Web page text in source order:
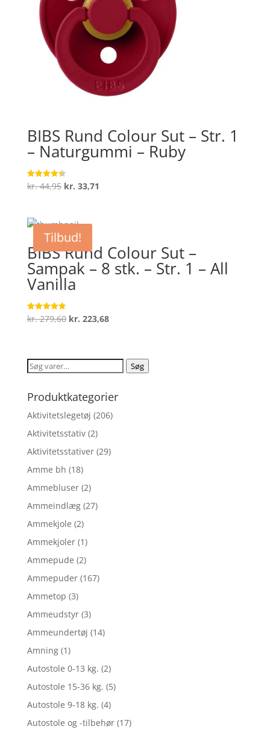
BIBS Rund Colour Sut – Str. 1
– Naturgummi – Ruby
Vurderet
4.4
kr.44,95 Den
var:
kr. 44,95.
kr. 33,71
Tilbud!
BIBS Rund Colour Sut –
Sampak – 8 stk. – Str. 1 – All
Vanilla
Vurderet
4.8
kr.279,60 Den
var:
kr. 279,60.
kr. 223,68Den
er:
kr. 223,68.
Søg
Søg
Produktkategorier
Aktivitetslegetøj (206)
Aktivitetsstativ (2)
Aktivitetsstativer (29)
Amme bh (18)
Ammebluser (2)
Ammeindlæg (27)
Ammekjole (2)
Ammekjoler (1)
Ammepude (2)
Ammepuder (167)
Ammetop (3)
Ammeudstyr (3)
Ammeundertøj (14)
Amning (1)
Autostole 0-13 kg. (2)
Autostole 15-36 kg. (5)
Autostole 9-18 kg. (4)
Autostole og -tilbehør (17)